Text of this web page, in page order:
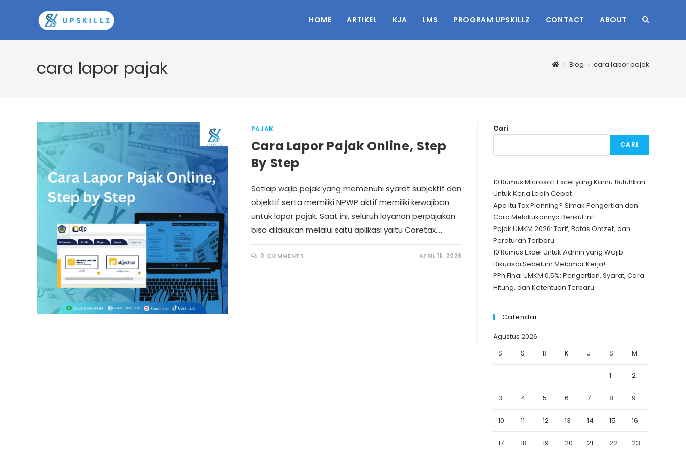
HOME ARTIKEL KJA LMS PROGRAM UPSKILLZ CONTACT ABOUT TOGGLE
WEBSITE
cara lapor pajak > Blog > cara lapor pajak
PAJAK
Cara Lapor Pajak Online, Step
By Step
Setiap wajib pajak yang memenuhi syarat subjektif dan
objektif serta memiliki NPWP aktif memiliki kewajiban
untuk lapor pajak. Saat ini, seluruh layanan perpajakan
bisa dilakukan melalui satu aplikasi yaitu Coretax,…
0 COMMENTS APRIL 11, 2026
Cari
CARI
10 Rumus Microsoft Excel yang Kamu Butuhkan
Untuk Kerja Lebih Cepat
Apa itu Tax Planning? Simak Pengertian dan
Cara Melakukannya Berikut Ini!
Pajak UMKM 2026: Tarif, Batas Omzet, dan
Peraturan Terbaru
10 Rumus Excel Untuk Admin yang Wajib
Dikuasai Sebelum Melamar Kerja!
PPh Final UMKM 0,5%: Pengertian, Syarat, Cara
Hitung, dan Ketentuan Terbaru
Calendar
Agustus 2026
S
S R K J S M
1 2
3 4 5 6 7 8 9
10 11 12 13 14 15 16
17 18 19 20 21 22 23